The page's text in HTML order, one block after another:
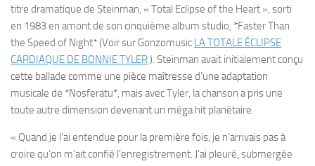
titre dramatique de Steinman, « Total Eclipse of the Heart », sorti
en 1983 en amont de son cinquième album studio, *Faster Than
the Speed ​​of Night* (Voir sur Gonzomusic LA TOTALE ÉCLIPSE
CARDIAQUE DE BONNIE TYLER ). Steinman avait initialement conçu
cette ballade comme une pièce maîtresse d’une adaptation
musicale de *Nosferatu*, mais avec Tyler, la chanson a pris une
toute autre dimension devenant un méga hit planètaire.
« Quand je l’ai entendue pour la première fois, je n’arrivais pas à
croire qu’on m’ait confié l’enregistrement. J’ai pleuré, submergée